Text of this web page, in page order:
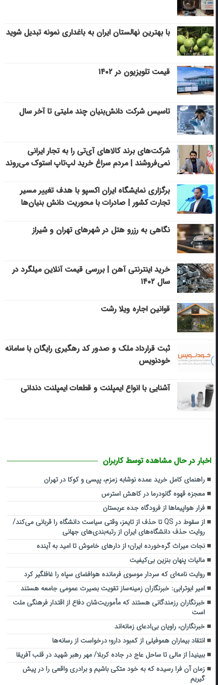
با بهترین نهالستان ایران به باغداری نمونه تبدیل شوید
قیمت تلویزیون در ۱۴۰۲
تاسیس شرکت دانش‌بنیان چند ملیتی تا آخر سال
شرکت‌های برند کالاهای آی‌تی را به تجار ایرانی
نمی‌فروشند | مردم سراغ خرید لپ‌تاپ استوک می‌روند
برگزاری نمایشگاه ایران اکسپو با هدف تغییر مسیر
تجارت کشور | صادرات با محوریت دانش بنیان‌ها
نگاهی به رزرو هتل در شهرهای تهران و شیراز
خرید اینترنتی آهن | بررسی قیمت آنلاین میلگرد در
سال ۱۴۰۲
قوانین اجاره ویلا رشت
ثبت قرارداد ملک و صدور کد رهگیری رایگان با سامانه
خودنویس
آشنایی با انواع ایمپلنت و قطعات ایمپلنت دندانی
اخبار در حال مشاهده توسط کاربران
راهنمای کامل خرید عمده نوشابه زمزم، پپسی و کوکا در تهران
معجزه قهوه گانودرما در کاهش استرس
فرار هواپیماها از فرودگاه جده عربستان
از سقوط در QS تا حذف از تایمز، وقتی سیاست دانشگاه را قربانی می‌کند/
روایت حذف دانشگاه‌های ایران از رتبه‌بندی‌های جهانی
نجات میراث گره‌خورده ایران؛ از دارهای خاموش تا امید به آینده
مالیات پنهان بنزین بی‌کیفیت
روایت نامه‌ای که سردار موسوی فرمانده هوافضای سپاه را غافلگیر کرد
امیر ابوترابی: خبرنگاران زمینه‌ساز تقویت بصیرت عمومی جامعه هستند
خبرنگاران رزمندگانی هستند که مأموریت‌شان دفاع از اقتدار فرهنگی ملت
است
خبرنگاران، راویان بی‌ادعای زمانه‌اند
انتقاد بیماران هموفیلی از کمبود دارو؛ درخواست از رسانه‌ها
ببینید| از مالی تا ساحل عاج در جاده کربلا/ مهر رهبر شهید در قلب آفریقا
زمان آن فرا رسیده که به خود متکی باشیم و برادری واقعی را در پیش
گیریم